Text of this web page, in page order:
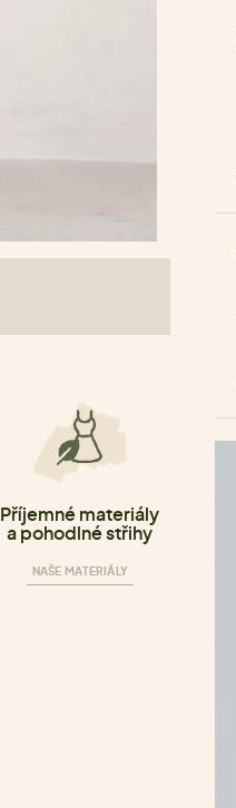
Příjemné materiály
a pohodlné střihy
NAŠE MATERIÁLY